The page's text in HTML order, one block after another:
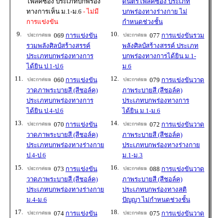
ทางการเห็น ม.1-ม.6 - ไม่มี
การแข่งขัน
บกพร่องทางร่างกาย ไม่
กำหนดช่วงชั้น
9.
069 การแข่งขัน
รวมพลังศิลป์สร้างสรรค์
ประเภทบกพร่องทางการ
ได้ยิน ป.1-ป.6
10. 077 การแข่งขันรวม
พลังศิลป์สร้างสรรค์ ประเภท
บกพร่องทางการได้ยิน ม.1-
ม.6
11.
060 การแข่งขัน
วาดภาพระบายสี (สีชอล์ค)
ประเภทบกพร่องทางการ
ได้ยิน ป.4-ป.6
12. 079 การแข่งขันวาด
ภาพระบายสี (สีชอล์ค)
ประเภทบกพร่องทางการ
ได้ยิน ม.1-ม.6
13.
070 การแข่งขัน
วาดภาพระบายสี (สีชอล์ค)
ประเภทบกพร่องทางร่างกาย
ป.4-ป.6
14. 072 การแข่งขันวาด
ภาพระบายสี (สีชอล์ค)
ประเภทบกพร่องทางร่างกาย
ม.1-ม.3
15.
073 การแข่งขัน
วาดภาพระบายสี (สีชอล์ค)
ประเภทบกพร่องทางร่างกาย
ม.4-ม.6
16. 088 การแข่งขันวาด
ภาพระบายสี (สีชอล์ค)
ประเภทบกพร่องทางสติ
ปัญญา ไม่กำหนดช่วงชั้น
17.
074 การแข่งขัน
18. 075 การแข่งขันวาด